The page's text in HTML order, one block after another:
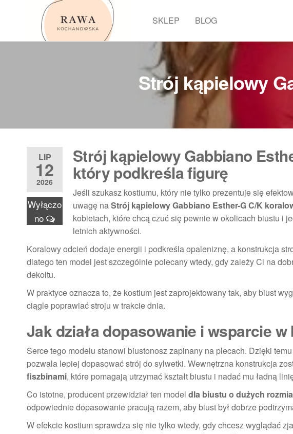
SKLEP BLOG
Strój kąpielowy
LIP
12
2026
Wyłączo
no
Strój kąpielowy Gabbiano
który podkreśla figurę
Jeśli szukasz kostiumu, który nie tylko prezentuje się
uwagę naStrój kąpielowy Gabbiano Esther-G C/K
kobietach, które chcą czuć się pewnie w okolicach biustu i
letnich aktywności.
Koralowy odcień dodaje energii i podkreśla opaleniznę, a konstrukcja
dlatego ten model jest szczególnie polecany wtedy, gdy zależy Ci na
dekoltu.
W praktyce oznacza to, że kostium jest zaprojektowany tak, aby biust
ciągle poprawiać stroju w trakcie dnia.
Jak działa dopasowanie i wsparcie
Serce tego modelu stanowi biustonosz zapinany na plecach. Dzięki
pozwala lepiej dopasować strój do sylwetki. Wewnętrzna konstrukcja
fiszbinami, które pomagają utrzymać kształt biustu i nadać mu ładną
Co istotne, producent przewidział ten model dla biustu o dużych
odpowiednie dopasowanie pracują razem, aby biust był dobrze
W efekcie kostium sprawdza się nie tylko wtedy, gdy chcesz wyglądać